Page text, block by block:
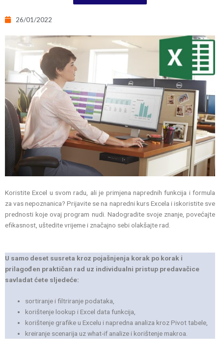
26/01/2022
Koristite Excel u svom radu, ali je primjena naprednih funkcija i formula
za vas nepoznanica? Prijavite se na napredni kurs Excela i iskoristite sve
prednosti koje ovaj program nudi. Nadogradite svoje znanje, povećajte
efikasnost, uštedite vrijeme i značajno sebi olakšajte rad.
U samo deset susreta kroz pojašnjenja korak po korak i
prilagođen praktičan rad uz individualni pristup predavačice
savladat ćete sljedeće:
sortiranje i filtriranje podataka,
korištenje lookup i Excel data funkcija,
korištenje grafike u Excelu i napredna analiza kroz Pivot tabele,
kreiranje scenarija uz what-if analize i korištenje makroa.